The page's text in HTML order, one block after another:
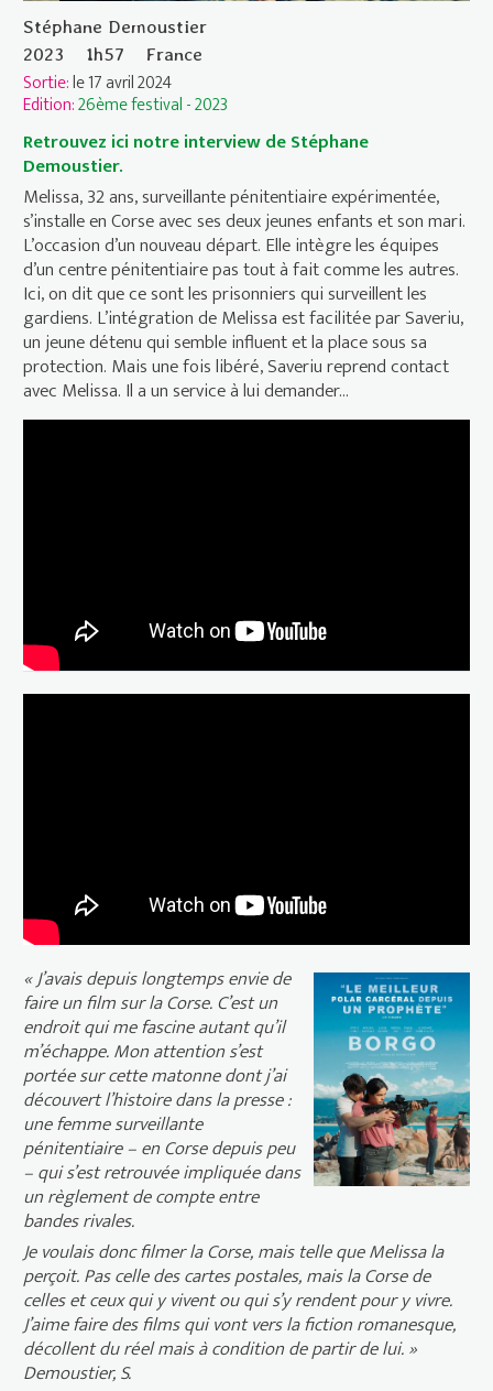
Stéphane Demoustier
2023
1h57 France
Sortie:le 17 avril 2024
Edition:26ème festival - 2023
Retrouvez ici notre interview de Stéphane
Demoustier.
Melissa, 32 ans, surveillante pénitentiaire expérimentée,
s’installe en Corse avec ses deux jeunes enfants et son mari.
L’occasion d’un nouveau départ. Elle intègre les équipes
d’un centre pénitentiaire pas tout à fait comme les autres.
Ici, on dit que ce sont les prisonniers qui surveillent les
gardiens. L’intégration de Melissa est facilitée par Saveriu,
un jeune détenu qui semble influent et la place sous sa
protection. Mais une fois libéré, Saveriu reprend contact
avec Melissa. Il a un service à lui demander...
« J’avais depuis longtemps envie de
faire un film sur la Corse. C’est un
endroit qui me fascine autant qu’il
m’échappe. Mon attention s’est
portée sur cette matonne dont j’ai
découvert l’histoire dans la presse :
une femme surveillante
pénitentiaire – en Corse depuis peu
– qui s’est retrouvée impliquée dans
un règlement de compte entre
bandes rivales.
Je voulais donc filmer la Corse, mais telle que Melissa la
perçoit. Pas celle des cartes postales, mais la Corse de
celles et ceux qui y vivent ou qui s’y rendent pour y vivre.
J’aime faire des films qui vont vers la fiction romanesque,
décollent du réel mais à condition de partir de lui. »
Demoustier, S.